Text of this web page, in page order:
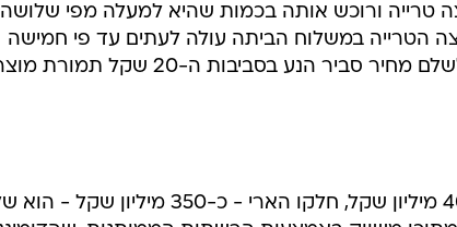
טרייה ורוכש אותה בכמות שהיא למעלה מפי שלושה
הטרייה במשלוח הביתה עולה לעתים עד פי חמישה
ממחיר הפיצה הקפואה ולכן, יהיה מוכן לשלם מחיר סביר הנע בסביבות ה-20 שקל
שוק הפיצות בישראל נאמד ביותר מ-400 מיליון שקל, חלקו הארי - כ-350 מיליון שקל -